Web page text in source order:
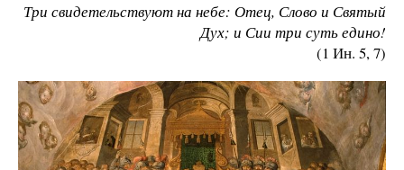
Три свидетельствуют на небе: Отец, Слово и Святый
Дух; и Сии три суть едино!
(1 Ин. 5, 7)